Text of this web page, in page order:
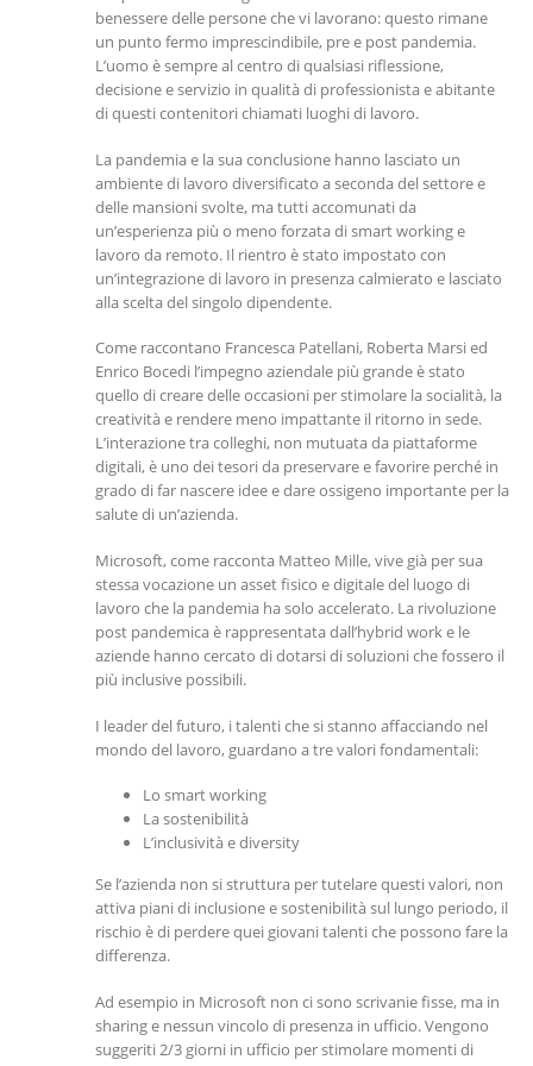
benessere delle persone che vi lavorano: questo rimane
un punto fermo imprescindibile, pre e post pandemia.
L’uomo è sempre al centro di qualsiasi riflessione,
decisione e servizio in qualità di professionista e abitante
di questi contenitori chiamati luoghi di lavoro.
La pandemia e la sua conclusione hanno lasciato un
ambiente di lavoro diversificato a seconda del settore e
delle mansioni svolte, ma tutti accomunati da
un’esperienza più o meno forzata di smart working e
lavoro da remoto. Il rientro è stato impostato con
un’integrazione di lavoro in presenza calmierato e lasciato
alla scelta del singolo dipendente.
Come raccontano Francesca Patellani, Roberta Marsi ed
Enrico Bocedi l’impegno aziendale più grande è stato
quello di creare delle occasioni per stimolare la socialità, la
creatività e rendere meno impattante il ritorno in sede.
L’interazione tra colleghi, non mutuata da piattaforme
digitali, è uno dei tesori da preservare e favorire perché in
grado di far nascere idee e dare ossigeno importante per la
salute di un’azienda.
Microsoft, come racconta Matteo Mille, vive già per sua
stessa vocazione un asset fisico e digitale del luogo di
lavoro che la pandemia ha solo accelerato. La rivoluzione
post pandemica è rappresentata dall’hybrid work e le
aziende hanno cercato di dotarsi di soluzioni che fossero il
più inclusive possibili.
I leader del futuro, i talenti che si stanno affacciando nel
mondo del lavoro, guardano a tre valori fondamentali:
Lo smart working
La sostenibilità
L’inclusività e diversity
Se l’azienda non si struttura per tutelare questi valori, non
attiva piani di inclusione e sostenibilità sul lungo periodo, il
rischio è di perdere quei giovani talenti che possono fare la
differenza.
Ad esempio in Microsoft non ci sono scrivanie fisse, ma in
sharing e nessun vincolo di presenza in ufficio. Vengono
suggeriti 2/3 giorni in ufficio per stimolare momenti di